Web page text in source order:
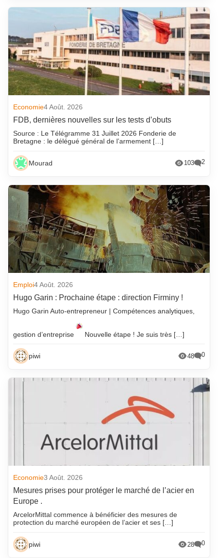
Economie4 Août. 2026
FDB, dernières nouvelles sur les tests d’obuts
Source : Le Télégramme 31 Juillet 2026 Fonderie de
Bretagne : le délégué général de l’armement […]
Mourad 103 2
Emploi4 Août. 2026
Hugo Garin : Prochaine étape : direction Firminy !
Hugo Garin Auto-entrepreneur | Compétences analytiques,
gestion d’entreprise Nouvelle étape ! Je suis très […]
piwi 48 0
Economie3 Août. 2026
Mesures prises pour protéger le marché de l’acier en
Europe .
ArcelorMittal commence à bénéficier des mesures de
protection du marché européen de l’acier et ses […]
piwi 28 0